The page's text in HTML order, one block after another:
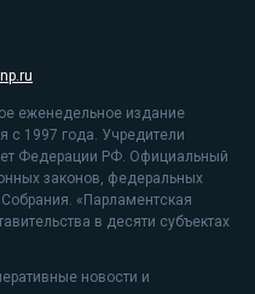
еженедельное издание
с 1997 года. Учредители
Федерации РФ. Официальный
законов, федеральных
«Парламентская
в десяти субъектах
новости и